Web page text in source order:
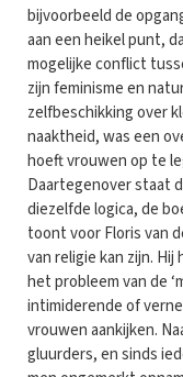
bijvoorbeeld de
aan een heikel punt,
mogelijke conflict
zijn feminisme en
zelfbeschikking over
naaktheid, was een
hoeft vrouwen op te
Daartegenover staat
diezelfde logica, de
toont voor Floris van
van religie kan zijn.
het probleem van de
intimiderende of
vrouwen aankijken.
gluurders, en sinds